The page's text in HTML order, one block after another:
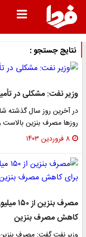
نتایج جستجو :
وزیر نفت: مشکلی در
روزها مصرف بنزین بالاست
۸ فروردین ۱۴۰۳
مصرف
کاهش مصرف بنزین